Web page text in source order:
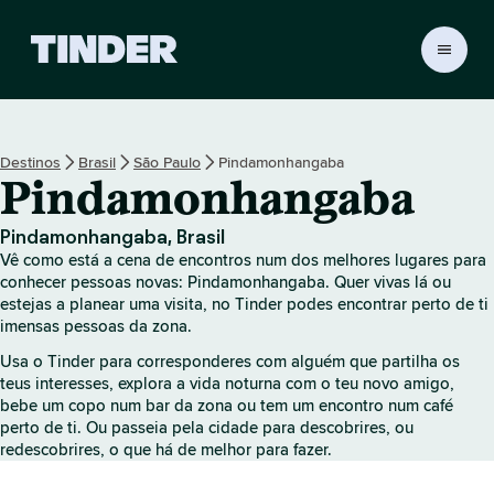
a
i
n
i
c
a
l
o
T
i
n
Destinos Brasil São Paulo Pindamonhangaba
Pindamonhangaba
Pindamonhangaba, Brasil
Vê como está a cena de encontros num dos melhores lugares para
conhecer pessoas novas: Pindamonhangaba. Quer vivas lá ou
estejas a planear uma visita, no Tinder podes encontrar perto de ti
imensas pessoas da zona.
Usa o Tinder para corresponderes com alguém que partilha os
teus interesses, explora a vida noturna com o teu novo amigo,
bebe um copo num bar da zona ou tem um encontro num café
perto de ti. Ou passeia pela cidade para descobrires, ou
redescobrires, o que há de melhor para fazer.